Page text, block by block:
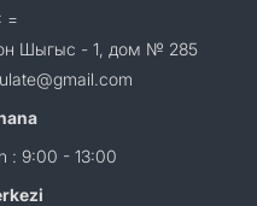
=
Шыгыс - 1, дом № 285
: 9:00 - 13:00